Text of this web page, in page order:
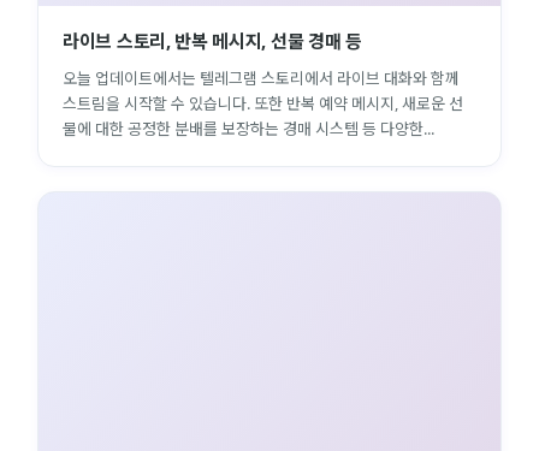
라이브 스토리, 반복 메시지, 선물 경매 등
오늘 업데이트에서는 텔레그램 스토리에서 라이브 대화와 함께
스트림을 시작할 수 있습니다. 또한 반복 예약 메시지, 새로운 선
물에 대한 공정한 분배를 보장하는 경매 시스템 등 다양한...